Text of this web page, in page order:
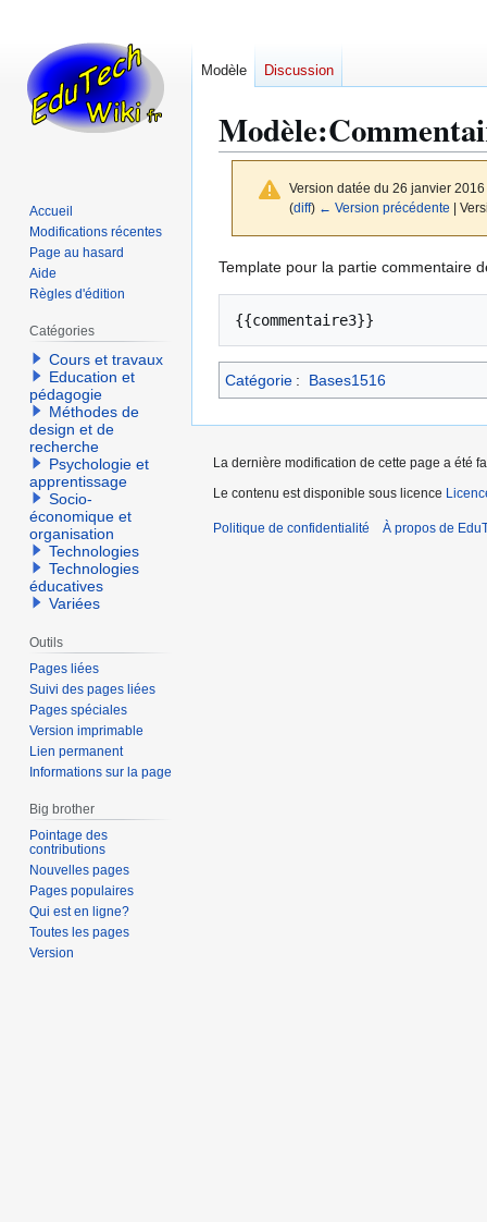
Modèle:
Version datée du 26 janvier
(diff) ← Version précédente |
Aller
Aller
Template pour la partie commentaire
Catégorie : Bases1516
Modèle Discussion
Accueil
Modifications récentes
Page au hasard
Aide
Règles d'édition
Catégories
Cours et travaux
Education et
pédagogie
Méthodes de
design et de
recherche
Psychologie et
apprentissage
Socio-
économique et
organisation
Technologies
Technologies
éducatives
Variées
Outils
Pages liées
Suivi des pages liées
Pages spéciales
Version imprimable
Lien permanent
Informations sur la page
Big brother
Pointage des
contributions
Nouvelles pages
Pages populaires
Qui est en ligne?
Toutes les pages
Version
La dernière modification de cette page a été
Le contenu est disponible sous licence
Politique de confidentialité À propos de